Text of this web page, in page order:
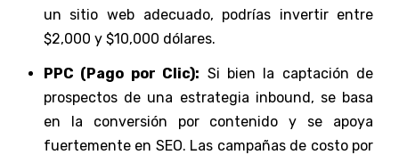
un sitio web adecuado, podrías invertir entre
$2,000 y $10,000 dólares.
PPC (Pago por Clic): Si bien la captación de
prospectos de una estrategia inbound, se basa
en la conversión por contenido y se apoya
fuertemente en SEO. Las campañas de costo por